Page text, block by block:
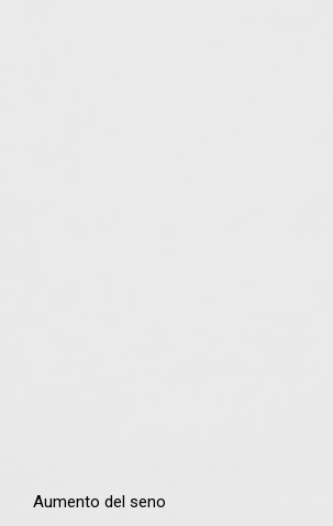
Aumento del seno